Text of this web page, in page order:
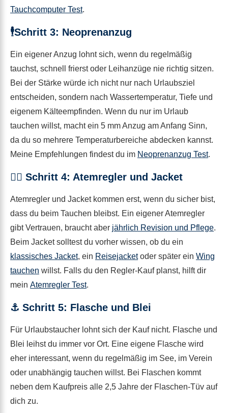
Tauchcomputer Test.
🕴️Schritt 3: Neoprenanzug
Ein eigener Anzug lohnt sich, wenn du regelmäßig
tauchst, schnell frierst oder Leihanzüge nie richtig sitzen.
Bei der Stärke würde ich nicht nur nach Urlaubsziel
entscheiden, sondern nach Wassertemperatur, Tiefe und
eigenem Kälteempfinden. Wenn du nur im Urlaub
tauchen willst, macht ein 5 mm Anzug am Anfang Sinn,
da du so mehrere Temperaturbereiche abdecken kannst.
Meine Empfehlungen findest du im Neoprenanzug Test.
😮‍💨 Schritt 4: Atemregler und Jacket
Atemregler und Jacket kommen erst, wenn du sicher bist,
dass du beim Tauchen bleibst. Ein eigener Atemregler
gibt Vertrauen, braucht aber jährlich Revision und Pflege.
Beim Jacket solltest du vorher wissen, ob du ein
klassisches Jacket, ein Reisejacketoder später ein Wing
tauchen willst. Falls du den Regler-Kauf planst, hilft dir
mein Atemregler Test.
⚓ Schritt 5: Flasche und Blei
Für Urlaubstaucher lohnt sich der Kauf nicht. Flasche und
Blei leihst du immer vor Ort. Eine eigene Flasche wird
eher interessant, wenn du regelmäßig im See, im Verein
oder unabhängig tauchen willst. Bei Flaschen kommt
neben dem Kaufpreis alle 2,5 Jahre der Flaschen-Tüv auf
dich zu.